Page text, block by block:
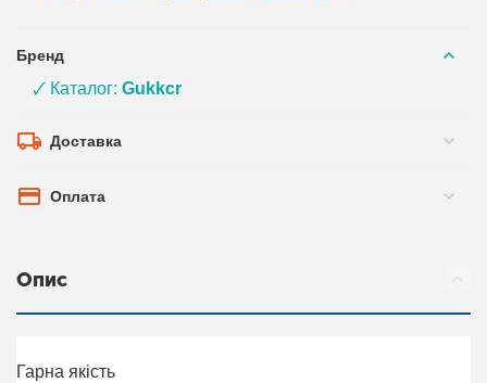
Бренд
🗸 Каталог:Gukkcr
Доставка
Оплата
Опис
Гарна якість